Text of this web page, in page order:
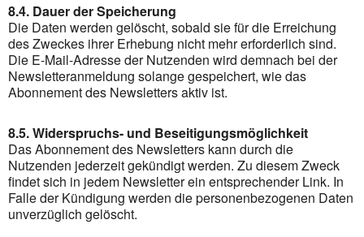
8.4. Dauer der Speicherung
Die Daten werden gelöscht, sobald sie für die Erreichung
des Zweckes ihrer Erhebung nicht mehr erforderlich sind.
Die E-Mail-Adresse der Nutzenden wird demnach bei der
Newsletteranmeldung solange gespeichert, wie das
Abonnement des Newsletters aktiv ist.
8.5. Widerspruchs- und Beseitigungsmöglichkeit
Das Abonnement des Newsletters kann durch die
Nutzenden jederzeit gekündigt werden. Zu diesem Zweck
findet sich in jedem Newsletter ein entsprechender Link. In
Falle der Kündigung werden die personenbezogenen Daten
unverzüglich gelöscht.